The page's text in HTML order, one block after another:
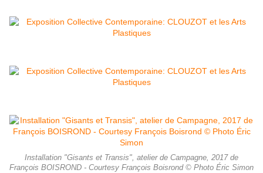
Installation "Gisants et Transis", atelier de Campagne, 2017 de
François BOISROND - Courtesy François Boisrond © Photo Éric Simon